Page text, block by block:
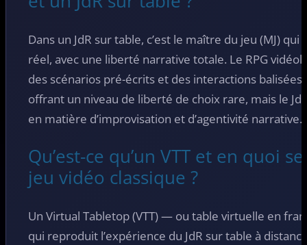
Dans un JdR sur table, c’est le maître du jeu (MJ)
réel, avec une liberté narrative totale. Le RPG
des scénarios pré-écrits et des interactions
offrant un niveau de liberté de choix rare, mais le
en matière d’improvisation et d’agentivité narrative.
Qu’est-ce qu’un VTT et en quoi
jeu vidéo classique ?
Un Virtual Tabletop (VTT) — ou table virtuelle en
qui reproduit l’expérience du JdR sur table à